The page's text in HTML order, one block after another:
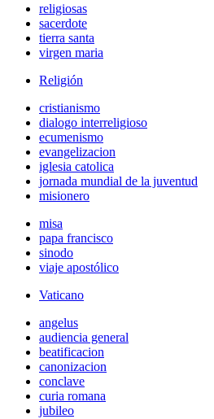
religiosas
sacerdote
tierra santa
virgen maria
Religión
cristianismo
dialogo interreligioso
ecumenismo
evangelizacion
iglesia catolica
jornada mundial de la juventud
misionero
misa
papa francisco
sinodo
viaje apostólico
Vaticano
angelus
audiencia general
beatificacion
canonizacion
conclave
curia romana
jubileo